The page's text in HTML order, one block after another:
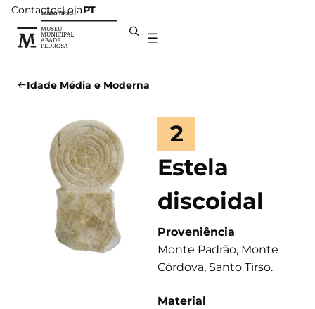
ContactosLojaPT
Idade Média e Moderna
2
Estela
discoidal
Proveniência
Monte Padrão, Monte
Córdova, Santo Tirso.
Material